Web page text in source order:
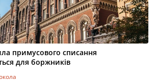
примусового списання
для боржників